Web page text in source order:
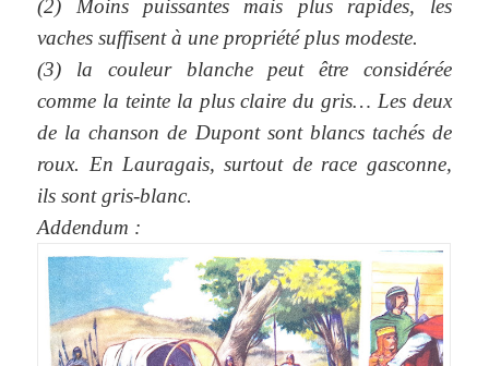
(2) Moins puissantes mais plus rapides, les
vaches suffisent à une propriété plus modeste.
(3) la couleur blanche peut être considérée
comme la teinte la plus claire du gris… Les deux
de la chanson de Dupont sont blancs tachés de
roux. En Lauragais, surtout de race gasconne,
ils sont gris-blanc.
Addendum :